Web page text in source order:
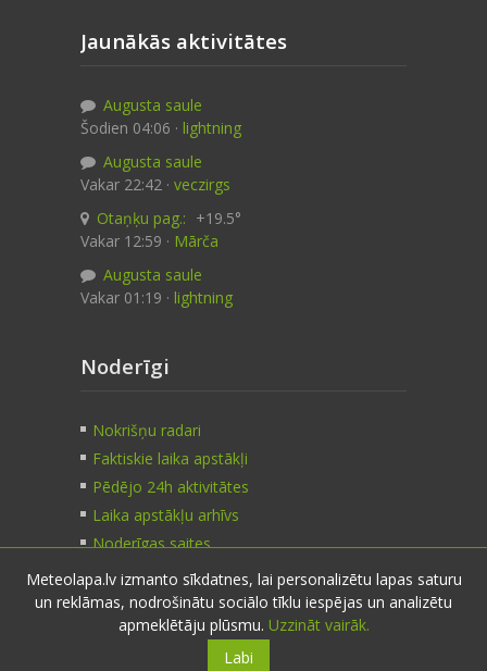
Jaunākās aktivitātes
Augusta saule
Šodien 04:06 · lightning
Augusta saule
Vakar 22:42 · veczirgs
Otaņķu pag.: +19.5°
Vakar 12:59 · Mārča
Augusta saule
Vakar 01:19 · lightning
Noderīgi
Nokrišņu radari
Faktiskie laika apstākļi
Pēdējo 24h aktivitātes
Laika apstākļu arhīvs
Noderīgas saites
Kontakti
Meteolapa.lv izmanto sīkdatnes, lai personalizētu lapas saturu
un reklāmas, nodrošinātu sociālo tīklu iespējas un analizētu
apmeklētāju plūsmu. Uzzināt vairāk.
Labi